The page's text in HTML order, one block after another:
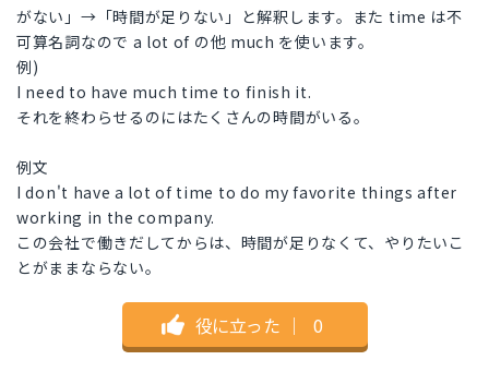
がない」→「時間が足りない」と解釈します。また time は不
可算名詞なので a lot of の他 much を使います。
例)
I need to have much time to finish it.
それを終わらせるのにはたくさんの時間がいる。
例文
I don't have a lot of time to do my favorite things after
working in the company.
この会社で働きだしてからは、時間が足りなくて、やりたいこ
とがままならない。
役に立った ｜ 0